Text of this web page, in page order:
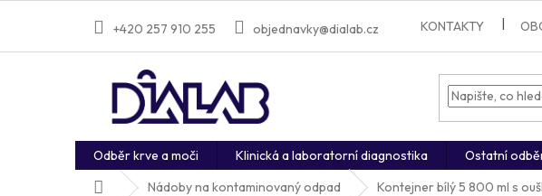
+420 257 910 255 objednavky@dialab.cz KONTAKTY
Odběr krve a moči Klinická a laboratorní diagnostika Ostatní
Domů Nádoby na kontaminovaný odpad Kontejner bílý 5 800 ml s